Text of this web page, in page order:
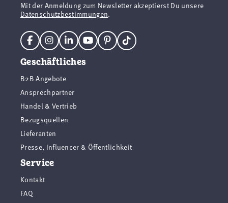
Mit der Anmeldung zum Newsletter akzeptierst Du unsere
Datenschutzbestimmungen.
Geschäftliches
B2B Angebote
Ansprechpartner
Handel & Vertrieb
Bezugsquellen
Lieferanten
Presse, Influencer & Öffentlichkeit
Service
Kontakt
FAQ